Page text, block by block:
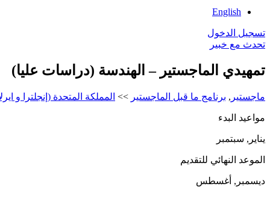
English
تسجيل الدخول
تحدث مع خبير
تمهيدي الماجستير – الهندسة (دراسات عليا)
ماجستير , برنامج ما قبل الماجستير >> المملكة المتحدة (إنجلترا و
مواعيد البدء
يناير, سبتمبر
الموعد النهائي للتقديم
ديسمبر, أغسطس